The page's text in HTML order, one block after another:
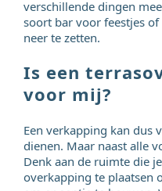
verschillende dingen
soort bar voor feestjes
neer te zetten.
Is een
voor mij?
Een verkapping kan dus
dienen. Maar naast alle
Denk aan de ruimte die
overkapping te plaatsen